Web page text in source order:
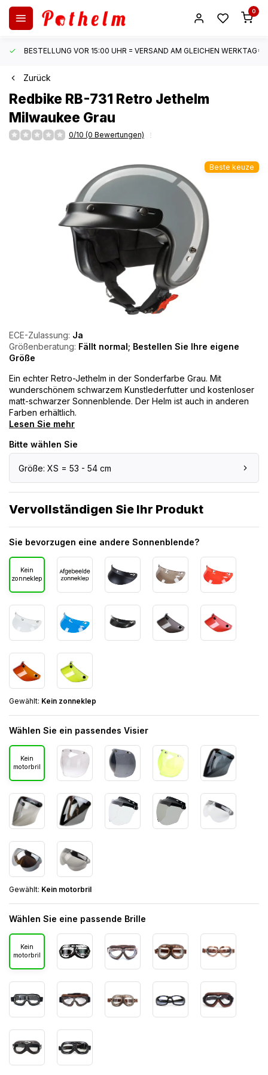
0
BESTELLUNG VOR 15:00 UHR = VERSAND AM GLEICHEN WERKTAG*
Zurück
Redbike RB-731 Retro Jethelm
Milwaukee Grau
0/10 (0 Bewertungen)
Beste keuze
ECE-Zulassung: Ja
Größenberatung: Fällt normal; Bestellen Sie Ihre eigene
Größe
Ein echter Retro-Jethelm in der Sonderfarbe Grau. Mit
wunderschönem schwarzem Kunstlederfutter und kostenloser
matt-schwarzer Sonnenblende. Der Helm ist auch in anderen
Farben erhältlich.
Lesen Sie mehr
Bitte wählen Sie
Größe: XS = 53 - 54 cm
Vervollständigen Sie Ihr Produkt
Sie bevorzugen eine andere Sonnenblende?
Kein
zonneklep
Gewählt: Kein zonneklep
Wählen Sie ein passendes Visier
Kein
motorbril
Gewählt: Kein motorbril
Wählen Sie eine passende Brille
Kein
motorbril